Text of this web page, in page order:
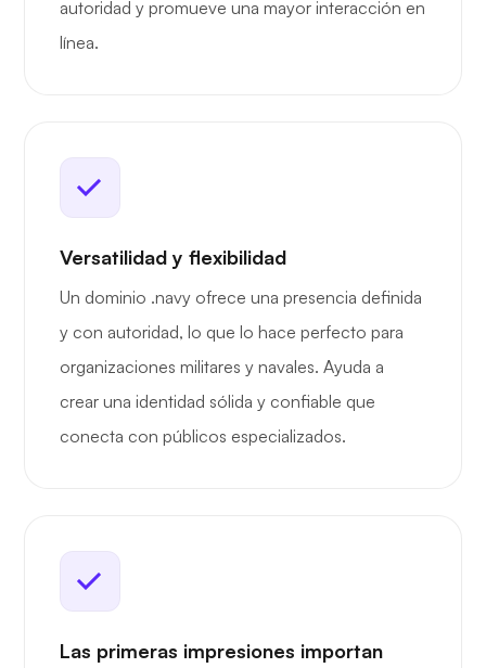
autoridad y promueve una mayor interacción en
línea.
Versatilidad y flexibilidad
Un dominio .navy ofrece una presencia definida
y con autoridad, lo que lo hace perfecto para
organizaciones militares y navales. Ayuda a
crear una identidad sólida y confiable que
conecta con públicos especializados.
Las primeras impresiones importan